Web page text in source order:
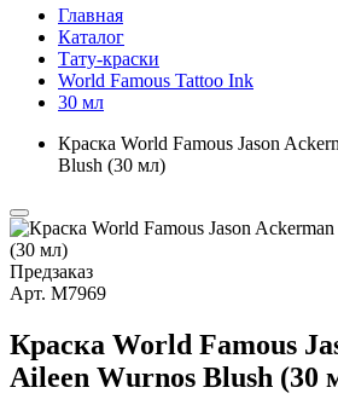
Главная
Каталог
Тату-краски
World Famous Tattoo Ink
30 мл
Краска World Famous Jason
Blush (30 мл)
Предзаказ
Арт. М7969
Краска World Famous
Aileen Wurnos Blush (30